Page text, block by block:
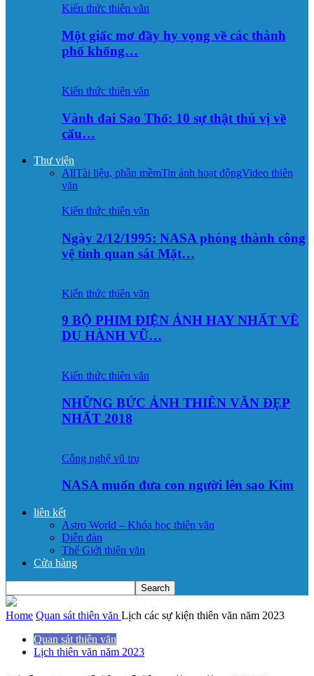
Kiến thức thiên văn
Một giấc mơ đầy hy vọng về các thành
phố khổng…
Kiến thức thiên văn
Vành đai Sao Thổ: 10 sự thật thú vị về
cấu…
Thư viện
AllTài liệu, phần mềmTin ảnh hoạt độngVideo thiên
văn
Kiến thức thiên văn
Ngày 2/12/1995: NASA phóng thành công
vệ tinh quan sát Mặt…
Kiến thức thiên văn
9 BỘ PHIM ĐIỆN ẢNH HAY NHẤT VỀ
DU HÀNH VŨ…
Kiến thức thiên văn
NHỮNG BỨC ẢNH THIÊN VĂN ĐẸP
NHẤT 2018
Công nghệ vũ trụ
NASA muốn đưa con người lên sao Kim
liên kết
Astro World – Khóa học thiên văn
Diễn đàn
Thế Giới thiên văn
Cửa hàng
Home Quan sát thiên văn Lịch các sự kiện thiên văn năm 2023
Quan sát thiên văn
Lịch thiên văn năm 2023